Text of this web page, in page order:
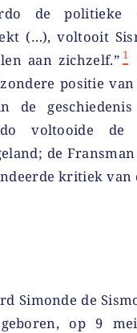
de politieke
(…), voltooit
aan zichzelf.” 1
positie van
de
voltooide de
de
kritiek van
Simonde de
op 9